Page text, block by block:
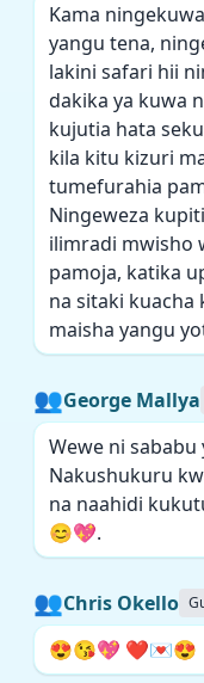
Kama
yangu tena,
lakini safari hii
dakika ya kuwa
kujutia hata
kila kitu kizuri
tumefurahia
Ningeweza
ilimradi mwisho
pamoja, katika
na sitaki kuacha
maisha yangu
👥George Mallya
Wewe ni
Nakushukuru
na naahidi
😊💖.
👥Chris Okello
😍😘💖 ❤️💌😍